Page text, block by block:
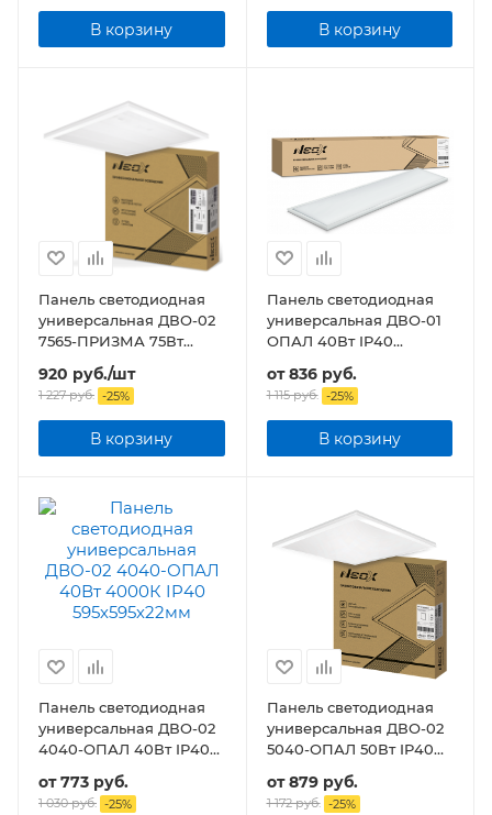
В корзину В корзину
Панель светодиодная
универсальная ДВО-02
7565-ПРИЗМА 75Вт
6500K IP40
595х595х19мм
920 руб./шт
1 227руб. -25%
В корзину
Панель светодиодная
универсальная ДВО-01
ОПАЛ 40Вт IP40
от836 руб.
1 115 руб. -25%
В корзину
Панель светодиодная
универсальная ДВО-02
4040-ОПАЛ 40Вт IP40
от773 руб.
1 030 руб. -25%
Панель светодиодная
универсальная ДВО-02
5040-ОПАЛ 50Вт IP40
от879 руб.
1 172 руб. -25%